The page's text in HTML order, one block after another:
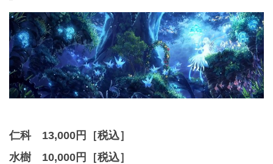
仁科 13,000円［税込］
水樹 10,000円［税込］